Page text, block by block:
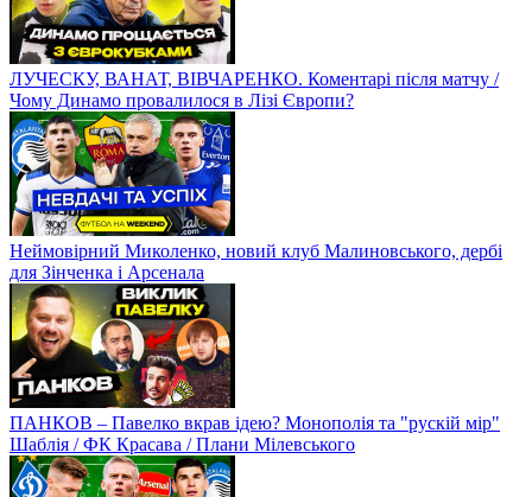
ЛУЧЕСКУ, ВАНАТ, ВІВЧАРЕНКО. Коментарі після матчу /
Чому Динамо провалилося в Лізі Європи?
Неймовірний Миколенко, новий клуб Малиновського, дербі
для Зінченка і Арсенала
ПАНКОВ – Павелко вкрав ідею? Монополія та "рускій мір"
Шаблія / ФК Красава / Плани Мілевського